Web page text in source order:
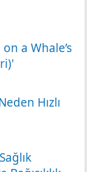
a Whale’s
Hızlı